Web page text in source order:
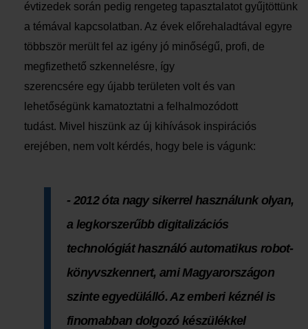
évtizedek során pedig rengeteg tapasztalatot gyűjtöttünk
a témával kapcsolatban. Az évek előrehaladtával egyre
többször merült fel az igény jó minőségű, profi, de
megfizethető szkennelésre, így
szerencsére egy újabb területen volt és van
lehetőségünk kamatoztatni a felhalmozódott
tudást. Mivel hiszünk az új kihívások inspirációs
erejében, nem volt kérdés, hogy bele is vágunk:
- 2012 óta nagy sikerrel használunk olyan,
a legkorszerűbb digitalizációs
technológiát használó automatikus robot-
könyvszkennert, ami Magyarországon
szinte egyedülálló. Az emberi kéznél is
finomabban dolgozó készülékkel